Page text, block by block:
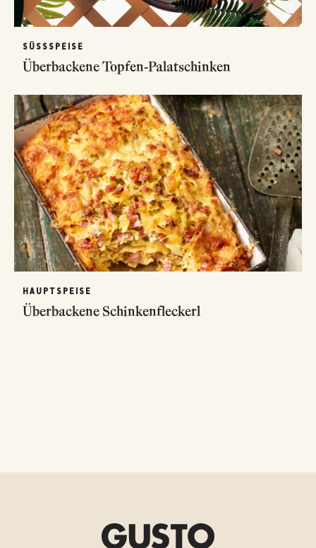
SÜSSSPEISE
Überbackene Topfen-Palatschinken
HAUPTSPEISE
Überbackene Schinkenfleckerl